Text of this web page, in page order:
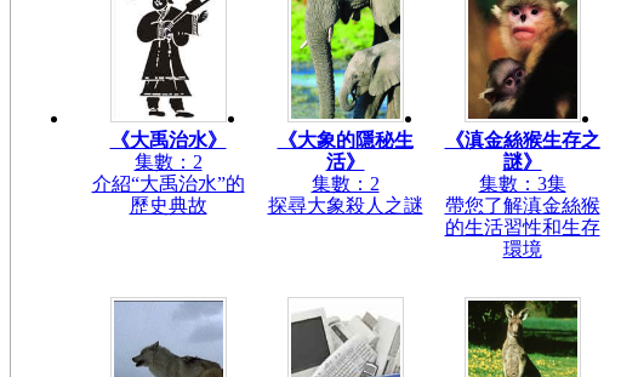
《大禹治水》
集數：2
介紹“大禹治水”的
歷史典故
《大象的隱秘生
活》
集數：2
探尋大象殺人之謎
《滇金絲猴生存之
謎》
集數：3集
帶您了解滇金絲猴
的生活習性和生存
環境